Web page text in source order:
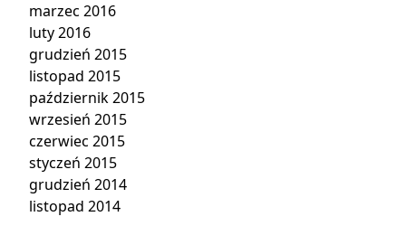
marzec 2016
luty 2016
grudzień 2015
listopad 2015
październik 2015
wrzesień 2015
czerwiec 2015
styczeń 2015
grudzień 2014
listopad 2014